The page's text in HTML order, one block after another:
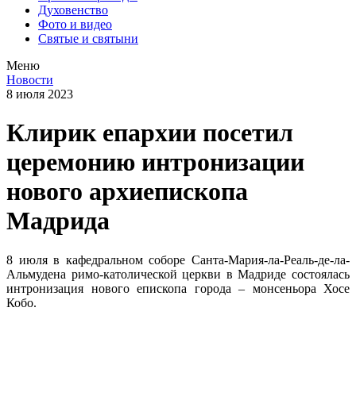
Духовенство
Фото и видео
Святые и святыни
Меню
Новости
8 июля 2023
Клирик епархии посетил
церемонию интронизации
нового архиепископа
Мадрида
8 июля в кафедральном соборе Санта-Мария-ла-Реаль-де-ла-
Альмудена римо-католической церкви в Мадриде состоялась
интронизация нового епископа города – монсеньора Хосе
Кобо.